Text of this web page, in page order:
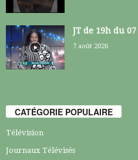
JT de 19h du
7 août 2026
CATÉGORIE POPULAIRE
Télévision
Journaux Télévisés